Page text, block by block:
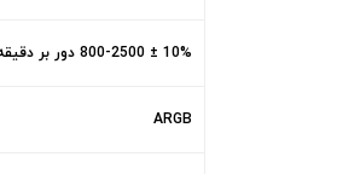
10% ± 800-2500 دور بر دقیقه
ARGB